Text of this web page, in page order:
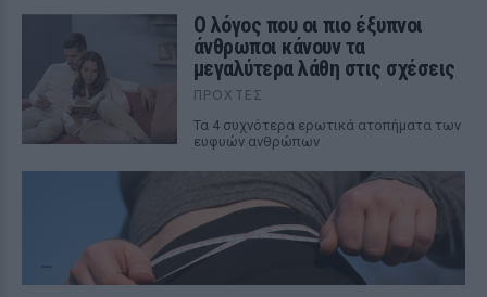
Ο λόγος που οι πιο έξυπνοι
άνθρωποι κάνουν τα
μεγαλύτερα λάθη στις σχέσεις
ΠΡΟΧΤΈΣ
Τα 4 συχνότερα ερωτικά ατοπήματα των
ευφυών ανθρώπων